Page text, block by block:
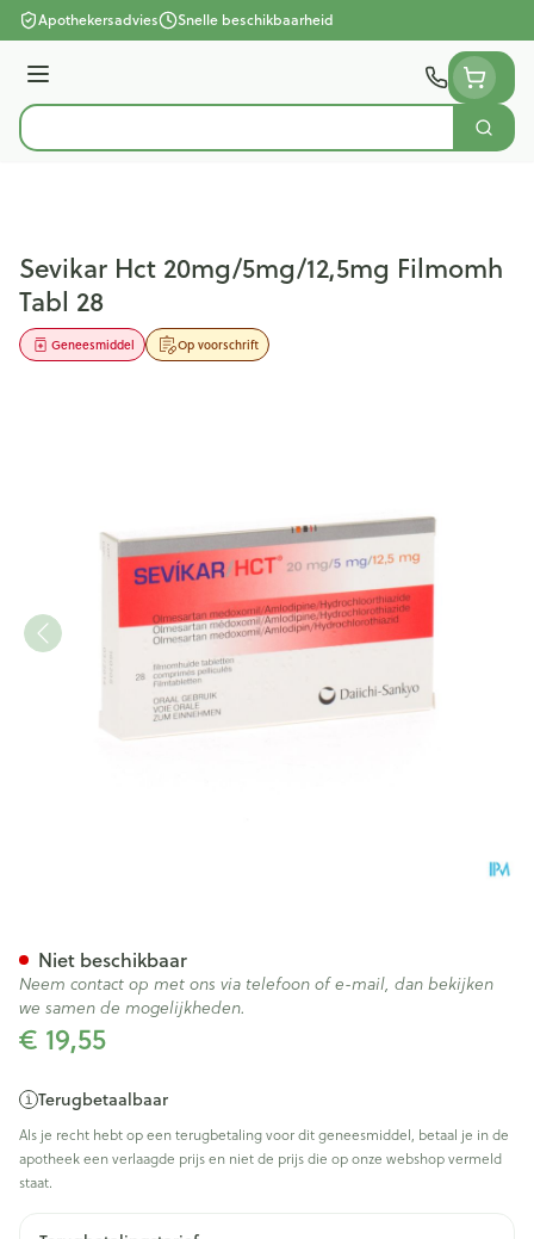
Ga naar de inhoud
Apothekersadvies Snelle beschikbaarheid
Menu
Product, merk, categorie...
Zoek
Sevikar Hct 20mg/5mg/12,5mg Filmomh
Tabl 28
Op voorschrift
Geneesmiddel
€ 19,55
Terugbetaalbaar
Als je recht hebt op een terugbetaling voor dit geneesmiddel, betaal je in de
apotheek een verlaagde prijs en niet de prijs die op onze webshop vermeld
staat.
Niet beschikbaar
Neem contact op met ons via telefoon of e-mail, dan bekijken
we samen de mogelijkheden.